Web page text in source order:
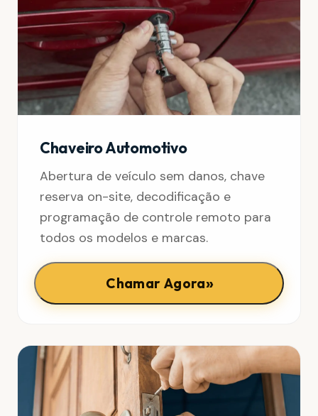
Chaveiro Automotivo
Abertura de veículo sem danos, chave
reserva on-site, decodificação e
programação de controle remoto para
todos os modelos e marcas.
Chamar Agora»